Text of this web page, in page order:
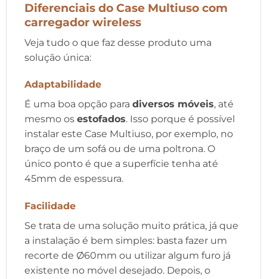
Diferenciais do Case Multiuso com
carregador wireless
Veja tudo o que faz desse produto uma
solução única:
Adaptabilidade
É uma boa opção para diversos móveis, até
mesmo os estofados. Isso porque é possível
instalar este Case Multiuso, por exemplo, no
braço de um sofá ou de uma poltrona. O
único ponto é que a superfície tenha até
45mm de espessura.
Facilidade
Se trata de uma solução muito prática, já que
a instalação é bem simples: basta fazer um
recorte de Ø60mm ou utilizar algum furo já
existente no móvel desejado. Depois, o